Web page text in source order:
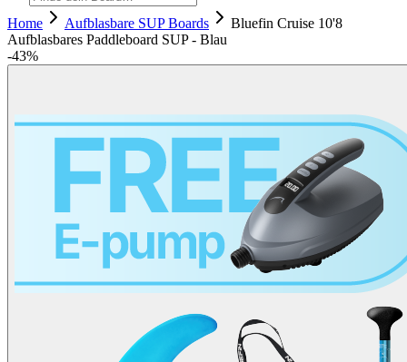
Home Aufblasbare SUP Boards
Bluefin Cruise 10'8
Aufblasbares Paddleboard SUP - Blau
-43%